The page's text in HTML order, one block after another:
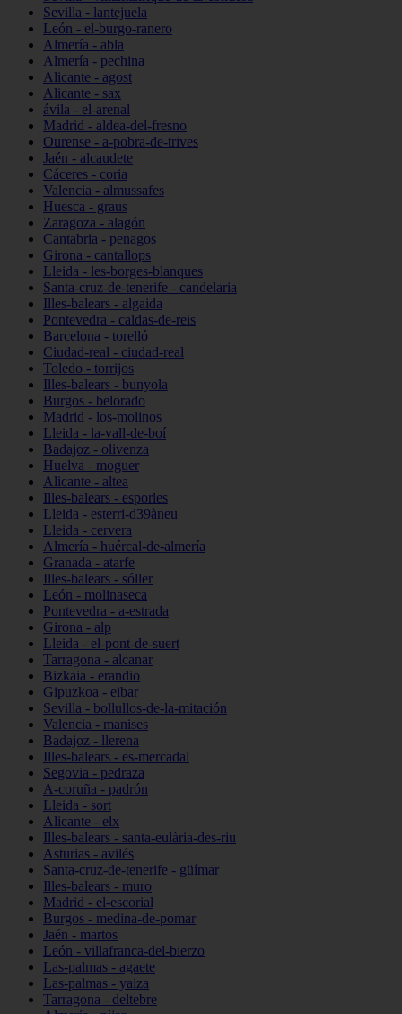
Sevilla - lantejuela
León - el-burgo-ranero
Almería - abla
Almería - pechina
Alicante - agost
Alicante - sax
ávila - el-arenal
Madrid - aldea-del-fresno
Ourense - a-pobra-de-trives
Jaén - alcaudete
Cáceres - coria
Valencia - almussafes
Huesca - graus
Zaragoza - alagón
Cantabria - penagos
Girona - cantallops
Lleida - les-borges-blanques
Santa-cruz-de-tenerife - candelaria
Illes-balears - algaida
Pontevedra - caldas-de-reis
Barcelona - torelló
Ciudad-real - ciudad-real
Toledo - torrijos
Illes-balears - bunyola
Burgos - belorado
Madrid - los-molinos
Lleida - la-vall-de-boí
Badajoz - olivenza
Huelva - moguer
Alicante - altea
Illes-balears - esporles
Lleida - esterri-d39àneu
Lleida - cervera
Almería - huércal-de-almería
Granada - atarfe
Illes-balears - sóller
León - molinaseca
Pontevedra - a-estrada
Girona - alp
Lleida - el-pont-de-suert
Tarragona - alcanar
Bizkaia - erandio
Gipuzkoa - eibar
Sevilla - bollullos-de-la-mitación
Valencia - manises
Badajoz - llerena
Illes-balears - es-mercadal
Segovia - pedraza
A-coruña - padrón
Lleida - sort
Alicante - elx
Illes-balears - santa-eulària-des-riu
Asturias - avilés
Santa-cruz-de-tenerife - güímar
Illes-balears - muro
Madrid - el-escorial
Burgos - medina-de-pomar
Jaén - martos
León - villafranca-del-bierzo
Las-palmas - agaete
Las-palmas - yaiza
Tarragona - deltebre